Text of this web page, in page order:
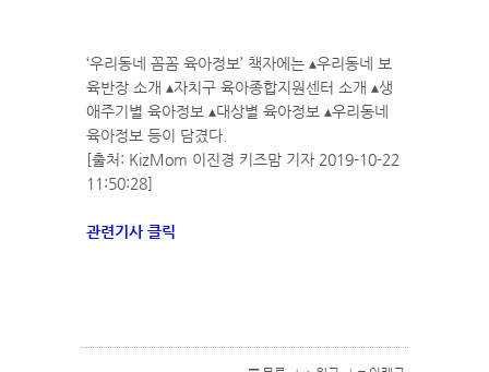
‘우리동네 꼼꼼 육아정보’ 책자에는 ▴우리동네 보
육반장 소개 ▴자치구 육아종합지원센터 소개 ▴생
애주기별 육아정보 ▴대상별 육아정보 ▴우리동네
육아정보 등이 담겼다.
[출처: KizMom 이진경 키즈맘 기자 2019-10-22
11:50:28]
관련기사 클릭